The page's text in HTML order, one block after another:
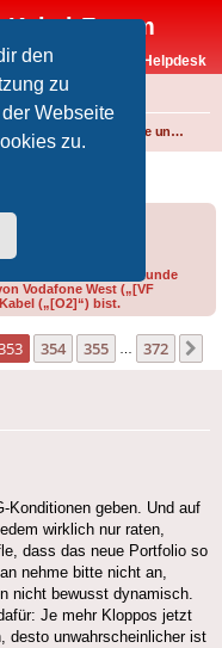
den
zu
Webseite
zu.
Forum
Vodafone-Kabel-Helpdesk
Produkte, Verträge und Allgemeines
„Präfix“ an, ob du Kunde
Vodafone West („[VF
(„[O2]“) bist.
354 355 372
geben. Und auf
wirklich nur raten,
dass das neue Portfolio so
nehme bitte nicht an,
nicht bewusst dynamisch.
Je mehr Kloppos jetzt
desto unwahrscheinlicher ist